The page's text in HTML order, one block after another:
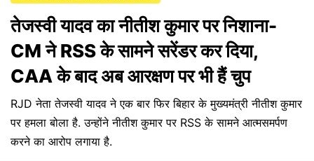
तेजस्वी यादव का नीतीश कुमार पर निशाना-
CM ने RSS के सामने सरेंडर कर दिया,
CAA के बाद अब आरक्षण पर भी हैं चुप
RJD नेता तेजस्वी यादव ने एक बार फिर बिहार के मुख्यमंत्री नीतीश कुमार
पर हमला बोला है. उन्होंने नीतीश कुमार पर RSS के सामने आत्मसमर्पण
करने का आरोप लगाया है.